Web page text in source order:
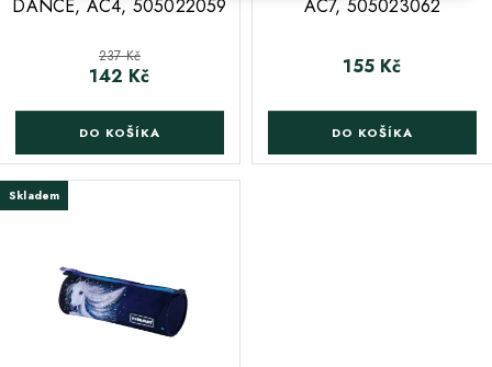
DANCE, AC4, 505022059
Běžná cena
237 Kč
Cena
142 Kč
DO KOŠÍKA
AC7, 505023062
Cena
155 Kč
DO KOŠÍKA
Skladem